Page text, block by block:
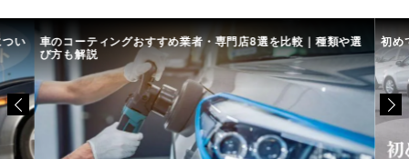
い 車のコーティングおすすめ業者・専門店8選を比較｜種類や選
び方も解説
初め